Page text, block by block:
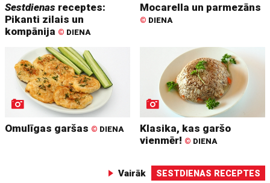
Sestdienas receptes:
Pikanti zilais un
kompānija © DIENA
Mocarella un parmezāns
© DIENA
Omulīgas garšas © DIENA
Klasika, kas garšo
vienmēr! © DIENA
Vairāk SESTDIENAS RECEPTES